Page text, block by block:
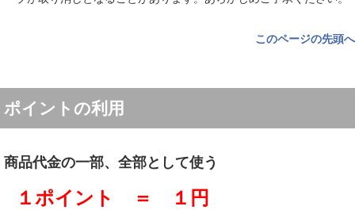
このページの先頭へ
ポイントの利用
商品代金の一部、全部として使う
１ポイント ＝ １円